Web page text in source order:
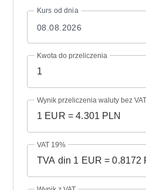
Kurs od dnia
Kwota do przeliczenia
Wynik przeliczenia waluty bez VAT
VAT 19%